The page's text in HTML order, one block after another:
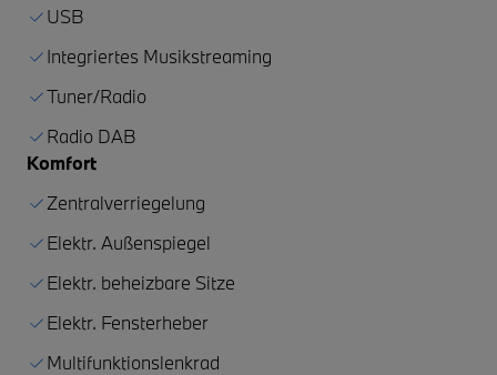
USB
Integriertes Musikstreaming
Tuner/Radio
Radio DAB
Komfort
Zentralverriegelung
Elektr. Außenspiegel
Elektr. beheizbare Sitze
Elektr. Fensterheber
Multifunktionslenkrad